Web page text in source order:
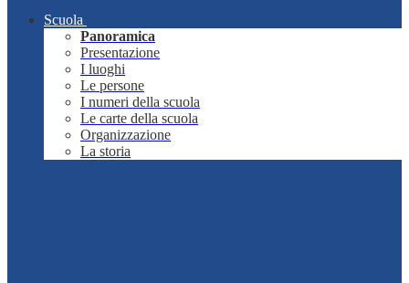
Scuola
Panoramica
Presentazione
I luoghi
Le persone
I numeri della scuola
Le carte della scuola
Organizzazione
La storia